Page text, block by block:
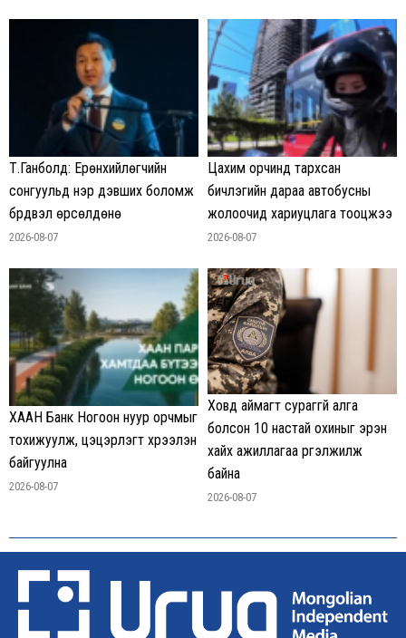
Т.Ганболд: Ерөнхийлөгчийн
сонгуульд нэр дэвших боломж
бүрдвэл өрсөлдөнө
2026-08-07
Цахим орчинд тархсан
бичлэгийн дараа автобусны
жолоочид хариуцлага тооцжээ
2026-08-07
ХААН Банк Ногоон нуур орчмыг
тохижуулж, цэцэрлэгт хүрээлэн
байгуулна
2026-08-07
Ховд аймагт сураггүй алга
болсон 10 настай охиныг эрэн
хайх ажиллагаа үргэлжилж
байна
2026-08-07